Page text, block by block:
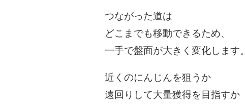
つながった道は
どこまでも移動できるため、
一手で盤面が大きく変化します。
近くのにんじんを狙うか
遠回りして大量獲得を目指すか